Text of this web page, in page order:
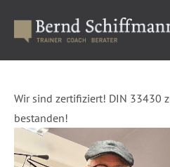
Wir sind zertifiziert! DIN 33430
bestanden!